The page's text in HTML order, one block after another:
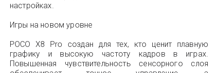
настройках.
Игры на новом уровне
POCO X8 Pro создан для тех, кто ценит плавную
графику и высокую частоту кадров в играх.
Повышенная чувствительность сенсорного слоя